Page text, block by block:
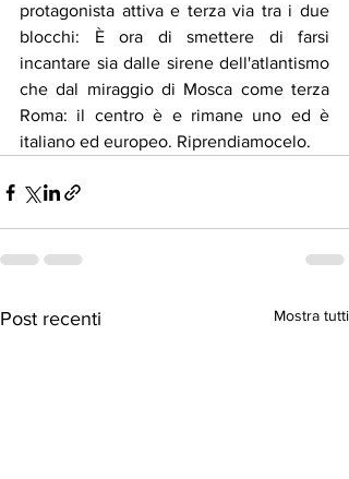
protagonista attiva e terza via tra i due
blocchi: È ora di smettere di farsi
incantare sia dalle sirene dell'atlantismo
che dal miraggio di Mosca come terza
Roma: il centro è e rimane uno ed è
italiano ed europeo. Riprendiamocelo.
Post recenti Mostra tutti